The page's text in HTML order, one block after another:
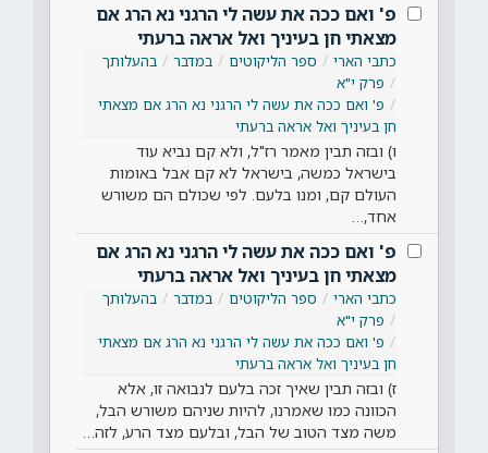
פ' ואם ככה את עשה לי הרגני נא הרג אם
מצאתי חן בעיניך ואל אראה ברעתי
כתבי הארי ספר הליקוטים במדבר
בהעלותך
פרק י"א
פ' ואם ככה את עשה לי הרגני נא הרג אם מצאתי
חן בעיניך ואל אראה ברעתי
ו) ובזה תבין מאמר רז"ל, ולא קם נביא עוד
בישראל כמשה, בישראל לא קם אבל באומות
העולם קם, ומנו בלעם. לפי שכולם הם משורש
אחד,…
פ' ואם ככה את עשה לי הרגני נא הרג אם
מצאתי חן בעיניך ואל אראה ברעתי
כתבי הארי ספר הליקוטים במדבר
בהעלותך
פרק י"א
פ' ואם ככה את עשה לי הרגני נא הרג אם מצאתי
חן בעיניך ואל אראה ברעתי
ז) ובזה תבין שאיך זכה בלעם לנבואה זו, אלא
הכוונה כמו שאמרנו, להיות שניהם משורש הבל,
משה מצד הטוב של הבל, ובלעם מצד הרע, לזה…